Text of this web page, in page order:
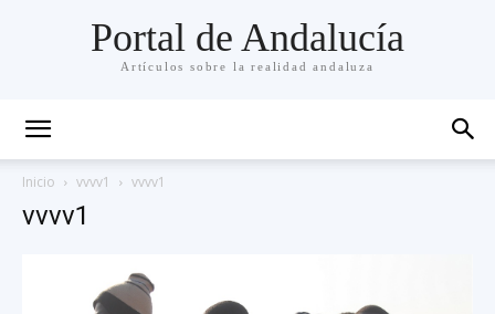
Portal de Andalucía
Artículos sobre la realidad andaluza
Inicio vvvv1 vvvv1
vvvv1